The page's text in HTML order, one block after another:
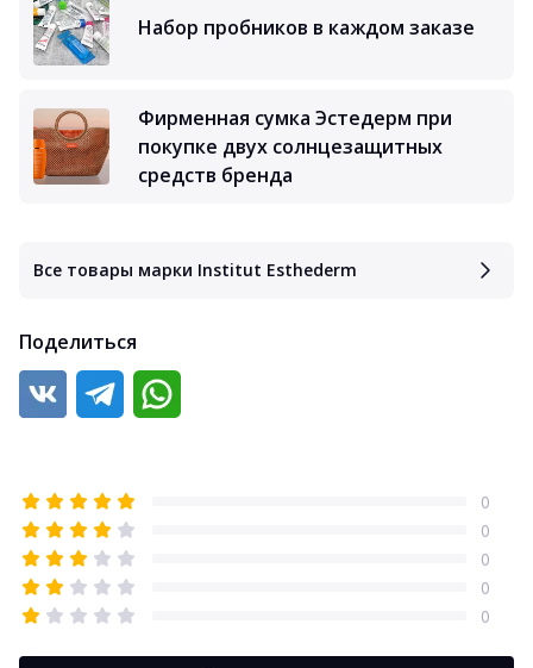
Набор пробников в каждом заказе
Фирменная сумка Эстедерм при
покупке двух солнцезащитных
средств бренда
Все товары марки Institut Esthederm
Поделиться
0
0
0
0
0